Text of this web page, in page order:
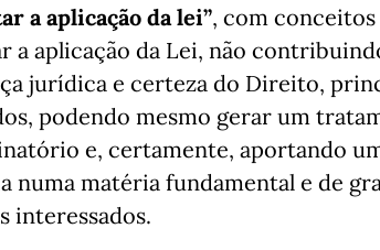
a aplicação da lei”, com
a aplicação da Lei, não
jurídica e certeza do Direito,
podendo mesmo gerar um
e, certamente, aportando
numa matéria fundamental e de
interessados.